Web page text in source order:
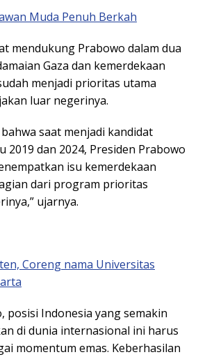
Muda Penuh Berkah
mendukung Prabowo dalam dua
Gaza dan kemerdekaan
menjadi prioritas utama
luar negerinya.
saat menjadi kandidat
2019 dan 2024, Presiden Prabowo
isu kemerdekaan
dari program prioritas
ujarnya.
Coreng nama Universitas
posisi Indonesia yang semakin
di dunia internasional ini harus
momentum emas. Keberhasilan